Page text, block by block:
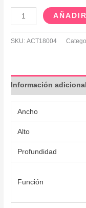
SKU:ACT18004
Información adicional
Ancho
Alto
Profundidad
Función